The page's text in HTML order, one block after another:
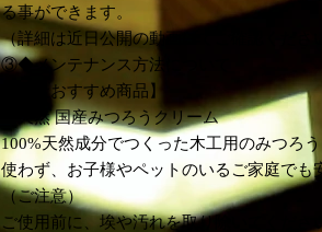
る事ができます。
（詳細は近日公開の動画にてご確認くださ
③◆メンテナンス方法について
【弊社おすすめ商品】
・天然 国産みつろうクリーム
100%天然成分でつくった木工用のみつろ
使わず、お子様やペットのいるご家庭でも
（ご注意）
ご使用前に、埃や汚れを取り除いてくだ